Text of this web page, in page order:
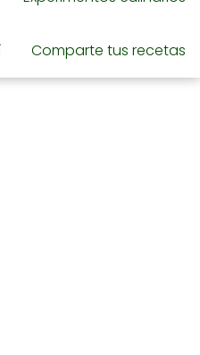
Comparte tus recetas